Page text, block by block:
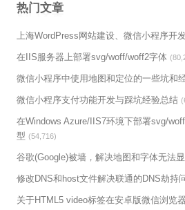
热门文章
上海WordPress网站建设、微信小程序开
在IIS服务器上部署svg/woff/woff2字体
微信小程序中使用地图和定位的一些坑和
微信小程序支付功能开发与踩坑经验总结
在Windows Azure/IIS7环境下部署svg/
型 (54,716)
谷歌(Google)被墙，解决地图和字体无法
修改DNS和host文件解决联通的DNS劫持
关于HTML5 video标签在安卓版微信浏览